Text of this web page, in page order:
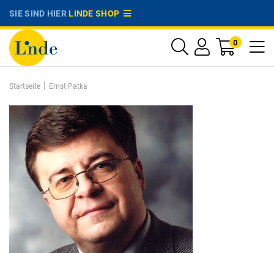
SIE SIND HIERLINDE SHOP
0
Startseite | Ernst Patka